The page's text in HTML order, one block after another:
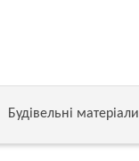
Будівельні матеріали